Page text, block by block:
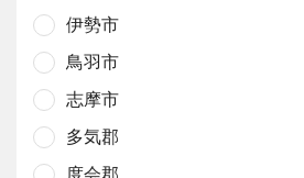
伊勢市
鳥羽市
志摩市
多気郡
度会郡